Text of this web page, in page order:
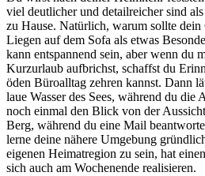
viel deutlicher und detailreicher sind
zu Hause. Natürlich, warum sollte dein
Liegen auf dem Sofa als etwas
kann entspannend sein, aber wenn du
Kurzurlaub aufbrichst, schaffst du
öden Büroalltag zehren kannst. Dann
laue Wasser des Sees, während du die
noch einmal den Blick von der
Berg, während du eine Mail
lerne deine nähere Umgebung
eigenen Heimatregion zu sein, hat
sich auch am Wochenende realisieren.